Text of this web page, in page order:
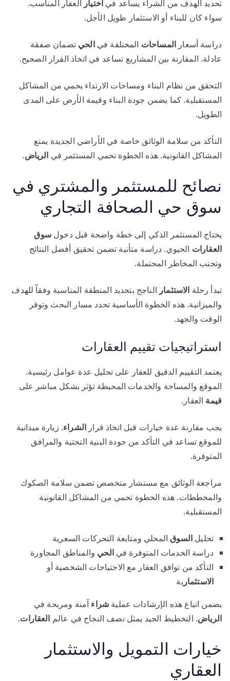
تحديد الهدف من الشراء يساعد في اختيار العقار المناسب.
سواء كان للبناء أو الاستثمار طويل الأجل.
دراسة أسعار المساحات المختلفة فيالحي تضمان صفقة
عادلة. المقارنة بين المشاريع تساعد في اتخاذ القرار الصحيح.
التحقق من نظام البناء ومساحات الارتداء يحمي من المشاكل
المستقبلية. كما يضمن جودة البناء وقيمة الأرض على المدى
الطويل.
التأكد من سلامة الوثائق خاصة في الأراضي الجديدة يمنع
المشاكل القانونية. هذه الخطوة تحمي المستثمر في الرياض.
نصائح للمستثمر والمشتري في
سوق حي الصحافة التجاري
يحتاج المستثمر الذكي إلى خطة واضحة قبل دخولسوق
العقارات الحيوي. دراسة متأنية تضمن تحقيق أفضل النتائج
وتجنب المخاطر المحتملة.
تبدأ رحلة الاستثمار الناجح بتحديد المنطقة المناسبة وفقاً للهدف
والميزانية. هذه الخطوة الأساسية تحدد مسار البحث وتوفر
الوقت والجهد.
استراتيجيات تقييم العقارات
يعتمد التقييم الدقيق للعقار على تحليل عدة عوامل رئيسية.
الموقع والمساحة والخدمات المحيطة تؤثر بشكل مباشر على
قيمة العقار.
يجب مقارنة عدة خيارات قبل اتخاذ قرار الشراء. زيارة ميدانية
للموقع تساعد في التأكد من جودة البنية التحتية والمرافق
المتوفرة.
مراجعة الوثائق مع مستشار متخصص تضمن سلامة الصكوك
والمخططات. هذه الخطوة تحمي من المشاكل القانونية
المستقبلية.
تحليل السوقالمحلي ومتابعة التحركات السعرية
دراسة الخدمات المتوفرة فيالحي والمناطق المجاورة
التأكد من توافق العقار مع الاحتياجات الشخصية أو
الاستثمار ية
يضمن اتباع هذه الإرشادات عملية شراء آمنة ومربحة في
الرياض. التخطيط الجيد يمثل نصف النجاح في عالم العقارات.
خيارات التمويل والاستثمار
العقاري